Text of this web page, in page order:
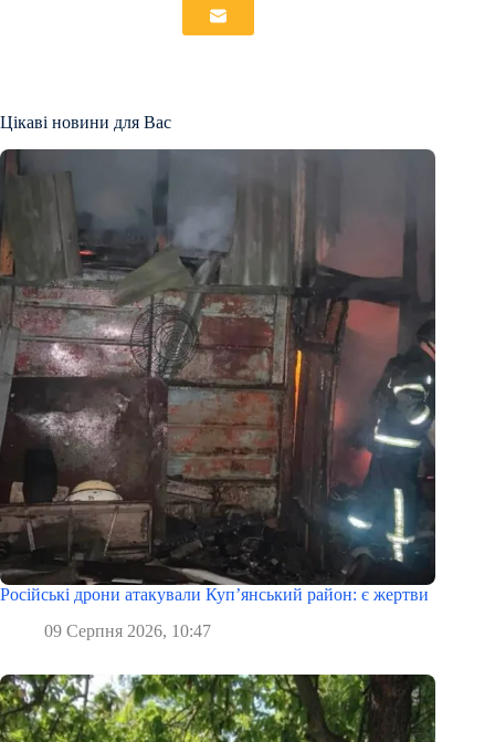
Цікаві новини для Вас
Російські дрони атакували Куп’янський район: є жертви
09 Серпня 2026, 10:47